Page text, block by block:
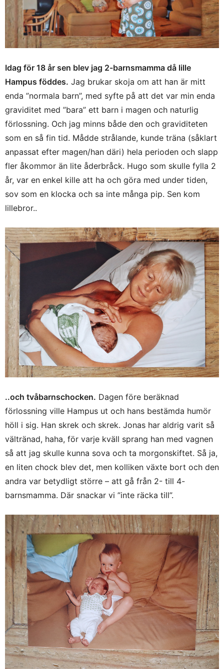
Idag för 18 år sen blev jag 2-barnsmamma då lille
Hampus föddes. Jag brukar skoja om att han är mitt
enda ”normala barn”, med syfte på att det var min enda
graviditet med ”bara” ett barn i magen och naturlig
förlossning. Och jag minns både den och graviditeten
som en så fin tid. Mådde strålande, kunde träna (såklart
anpassat efter magen/han däri) hela perioden och slapp
fler åkommor än lite åderbråck. Hugo som skulle fylla 2
år, var en enkel kille att ha och göra med under tiden,
sov som en klocka och sa inte många pip. Sen kom
lillebror..
..och tvåbarnschocken. Dagen före beräknad
förlossning ville Hampus ut och hans bestämda humör
höll i sig. Han skrek och skrek. Jonas har aldrig varit så
vältränad, haha, för varje kväll sprang han med vagnen
så att jag skulle kunna sova och ta morgonskiftet. Så ja,
en liten chock blev det, men kolliken växte bort och den
andra var betydligt större – att gå från 2- till 4-
barnsmamma. Där snackar vi ”inte räcka till”.